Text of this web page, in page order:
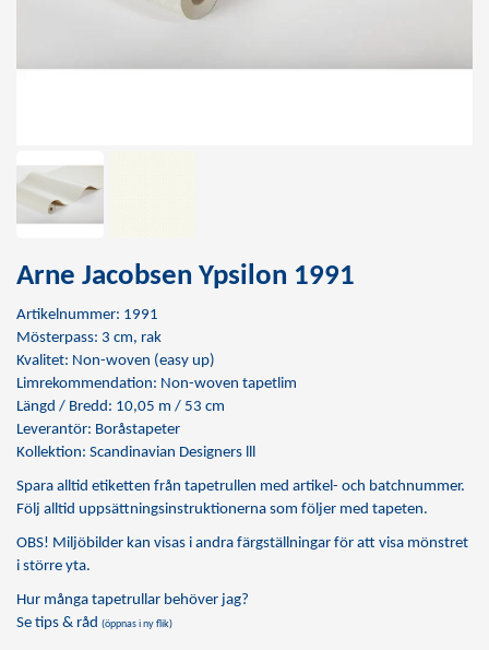
Arne Jacobsen Ypsilon 1991
Artikelnummer: 1991
Mösterpass: 3 cm, rak
Kvalitet: Non-woven (easy up)
Limrekommendation: Non-woven tapetlim
Längd / Bredd: 10,05 m / 53 cm
Leverantör: Boråstapeter
Kollektion: Scandinavian Designers lll
Spara alltid etiketten från tapetrullen med artikel- och batchnummer.
Följ alltid uppsättningsinstruktionerna som följer med tapeten.
OBS! Miljöbilder kan visas i andra färgställningar för att visa mönstret
i större yta.
Hur många tapetrullar behöver jag?
Se tips & råd (öppnas i ny flik)